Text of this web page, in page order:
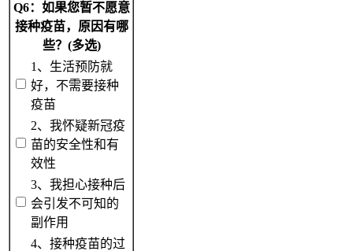
Q6：如果您暂不愿意
接种疫苗，原因有哪
些？(多选)
1、生活预防就
好，不需要接种
疫苗
2、我怀疑新冠疫
苗的安全性和有
效性
3、我担心接种后
会引发不可知的
副作用
4、接种疫苗的过